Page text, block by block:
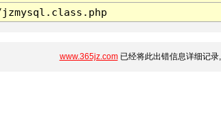
www.365jz.com已经将此出错信息详细记录